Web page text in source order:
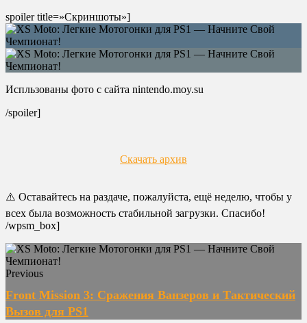
spoiler title=»Скриншоты»]
Испльзованы фото с сайта nintendo.moy.su
/spoiler]
Скачать архив
⚠️ Оставайтесь на раздаче, пожалуйста, ещё неделю, чтобы у
всех была возможность стабильной загрузки. Спасибо!
/wpsm_box]
Previous
Front Mission 3: Сражения Ванзеров и Тактический
Вызов для PS1